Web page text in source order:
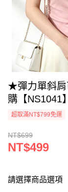
★彈力單斜肩
購【NS1041】
超取滿NT$799免運
NT$699
NT$499
請選擇商品選項